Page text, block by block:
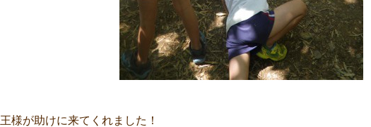
王様が助けに来てくれました！